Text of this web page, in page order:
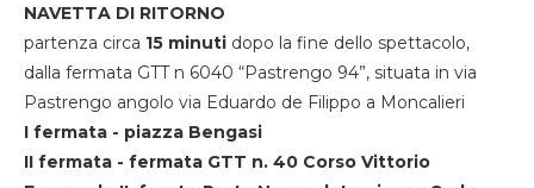
NAVETTA DI RITORNO
partenza circa 15 minuti dopo la fine dello spettacolo,
dalla fermata GTT n 6040 “Pastrengo 94”, situata in via
Pastrengo angolo via Eduardo de Filippo a Moncalieri
I fermata - piazza Bengasi
II fermata - fermata GTT n. 40 Corso Vittorio